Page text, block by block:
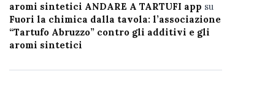
aromi sintetici ANDARE A TARTUFI app su
Fuori la chimica dalla tavola: l’associazione
“Tartufo Abruzzo” contro gli additivi e gli
aromi sintetici